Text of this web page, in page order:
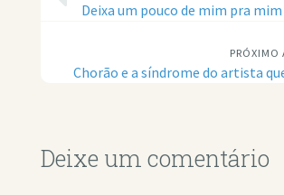
Deixa um pouco de mim pra mim
PRÓXIMO
Chorão e a síndrome do artista
Deixe um comentário